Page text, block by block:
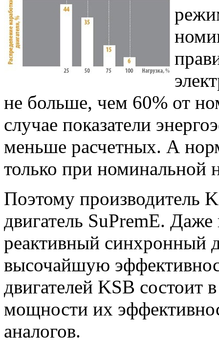
не больше, чем 60% от
случае показатели
меньше расчетных. А
только при номинальной
Поэтому производитель
двигатель SuPremE.
реактивный синхронный
высочайшую
двигателей KSB состоит
мощности их
аналогов.